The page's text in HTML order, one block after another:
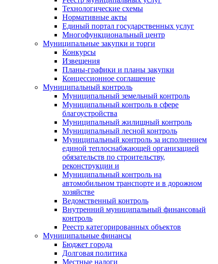
Технологические схемы
Нормативные акты
Единый портал государственных услуг
Многофункциональный центр
Муниципальные закупки и торги
Конкурсы
Извещения
Планы-графики и планы закупки
Концессионное соглашение
Муниципальный контроль
Муниципальный земельный контроль
Муниципальный контроль в сфере
благоустройства
Муниципальный жилищный контроль
Муниципальный лесной контроль
Муниципальный контроль за исполнением
единой теплоснабжающей организацией
обязательств по строительству,
реконструкции и
Муниципальный контроль на
автомобильном транспорте и в дорожном
хозяйстве
Ведомственный контроль
Внутренний муниципальный финансовый
контроль
Реестр категорированных объектов
Муниципальные финансы
Бюджет города
Долговая политика
Местные налоги